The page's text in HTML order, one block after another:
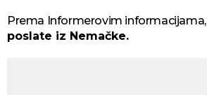
Prema Informerovim informacijama,
poslate iz Nemačke.